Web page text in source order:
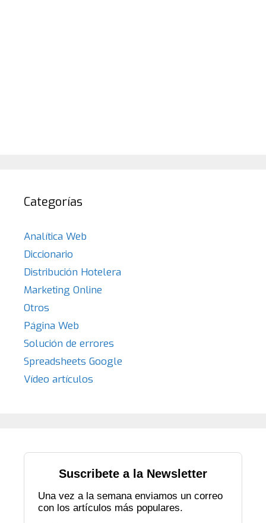
Categorías
Analítica Web
Diccionario
Distribución Hotelera
Marketing Online
Otros
Página Web
Solución de errores
Spreadsheets Google
Vídeo artículos
Suscribete a la Newsletter
Una vez a la semana enviamos un correo
con los artículos más populares.